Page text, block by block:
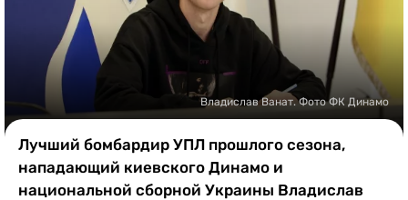
Букмекеры
Казино
Владислав Ванат. Фото ФК Динамо
Лучший бомбардир УПЛ прошлого сезона,
нападающий киевского Динамо и
национальной сборной Украины Владислав